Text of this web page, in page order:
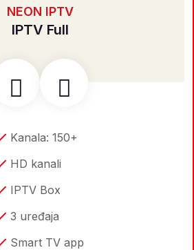
NEON IPTV
IPTV Full
Kanala: 150+
HD kanali
IPTV Box
3 uređaja
Smart TV app